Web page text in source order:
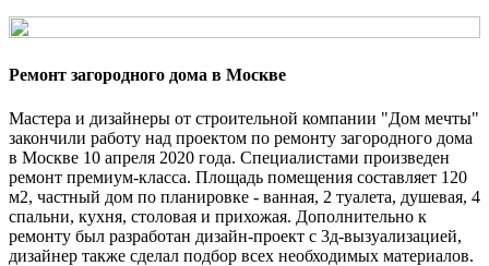
Ремонт загородного дома в Москве
Мастера и дизайнеры от строительной компании "Дом мечты"
закончили работу над проектом по ремонту загородного дома
в Москве 10 апреля 2020 года. Специалистами произведен
ремонт премиум-класса. Площадь помещения составляет 120
м2, частный дом по планировке - ванная, 2 туалета, душевая, 4
спальни, кухня, столовая и прихожая. Дополнительно к
ремонту был разработан дизайн-проект с 3д-вызуализацией,
дизайнер также сделал подбор всех необходимых материалов.